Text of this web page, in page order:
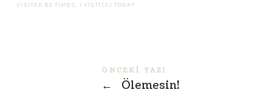
VISITED 83 TIMES, 1 VISIT(S) TODAY
ÖNCEKI YAZI
← Ölemesin!